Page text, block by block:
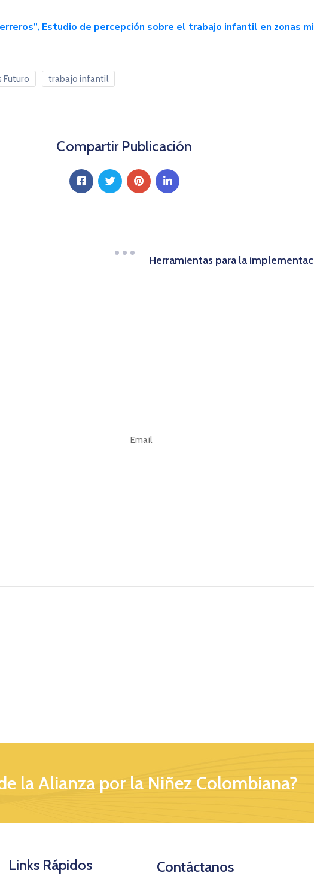
Estudio de percepción sobre el trabajo infantil en zonas
Futuro trabajo infantil
Compartir Publicación
Herramientas para la
la Alianza por la Niñez Colombiana?
Links Rápidos Contáctanos